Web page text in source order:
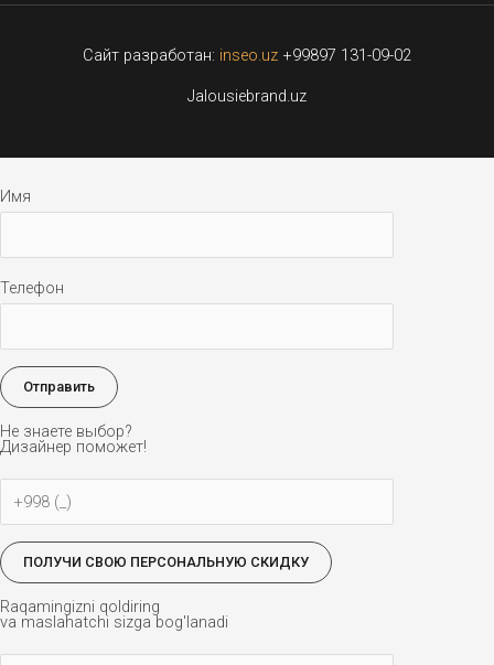
Сайт разработан: inseo.uz +99897 131-09-02
Jalousiebrand.uz
Имя
Телефон
Не знаете выбор?
Дизайнер поможет!
Raqamingizni qoldiring
va maslahatchi sizga bog'lanadi